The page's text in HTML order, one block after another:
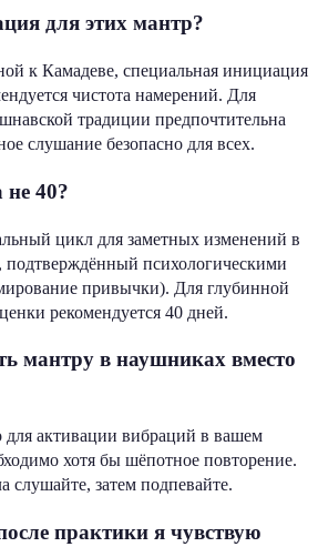
для этих мантр?
к Камадеве, специальная инициация
чистота намерений. Для
традиции предпочтительна
слушание безопасно для всех.
не 40?
цикл для заметных изменений в
подтверждённый психологическими
привычки). Для глубинной
рекомендуется 40 дней.
мантру в наушниках вместо
активации вибраций в вашем
хотя бы шёпотное повторение.
слушайте, затем подпевайте.
практики я чувствую